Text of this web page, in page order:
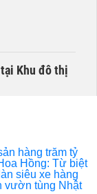
Khu đô thị
thu dưới